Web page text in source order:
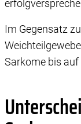
Im Gegensatz
Sarkome bis auf